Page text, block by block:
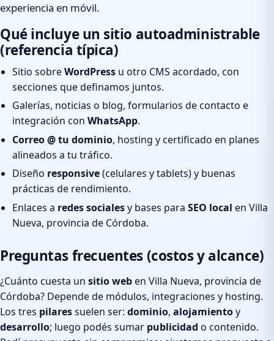
experiencia en móvil.
Qué incluye un sitio autoadministrable
(referencia típica)
Sitio sobreWordPress u otro CMS acordado, con
secciones que definamos juntos.
Galerías, noticias o blog, formularios de contacto e
integración con WhatsApp.
Correo @ tu dominio, hosting y certificado en planes
alineados a tu tráfico.
Diseño responsive(celulares y tablets) y buenas
prácticas de rendimiento.
Enlaces a redes socialesy bases para SEO local en Villa
Nueva, provincia de Córdoba.
Preguntas frecuentes (costos y alcance)
¿Cuánto cuesta un sitio weben Villa Nueva, provincia de
Córdoba? Depende de módulos, integraciones y hosting.
Los tres pilaressuelen ser: dominio, alojamientoy
desarrollo; luego podés sumar publicidad o contenido.